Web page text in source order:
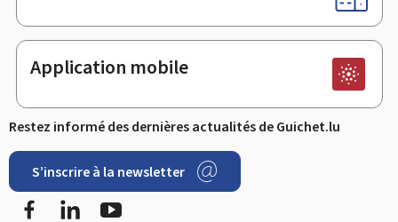
Application mobile
Restez informé des dernières actualités de Guichet.lu
S’inscrire à la newsletter
FacebookLinkedIn